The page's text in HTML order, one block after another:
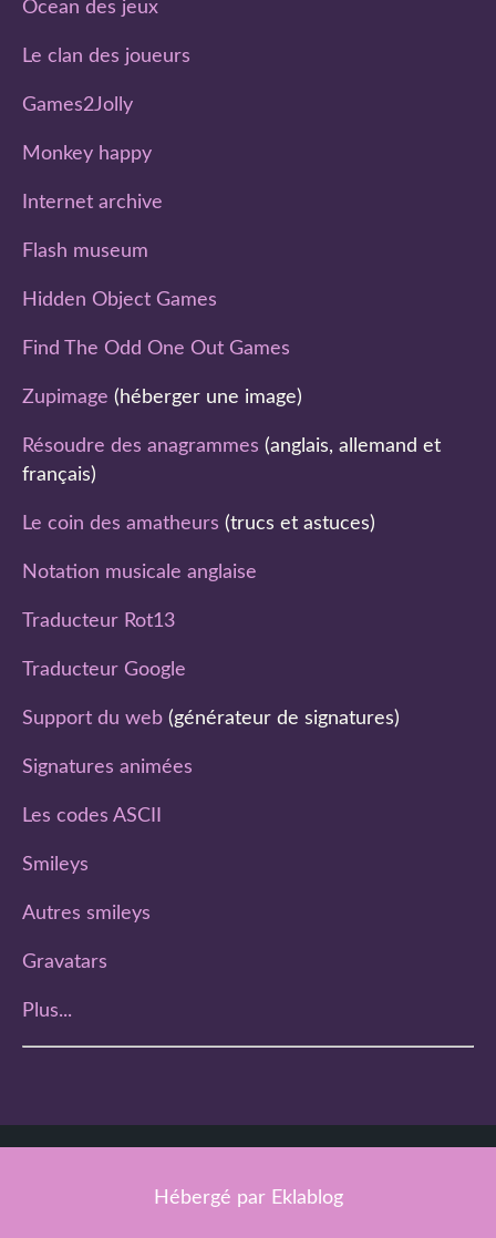
Ocean des jeux
Le clan des joueurs
Games2Jolly
Monkey happy
Internet archive
Flash museum
Hidden Object Games
Find The Odd One Out Games
Zupimage (héberger une image)
Résoudre des anagrammes (anglais, allemand et
français)
Le coin des amatheurs (trucs et astuces)
Notation musicale anglaise
Traducteur Rot13
Traducteur Google
Support du web (générateur de signatures)
Signatures animées
Les codes ASCII
Smileys
Autres smileys
Gravatars
Plus...
Hébergé par Eklablog